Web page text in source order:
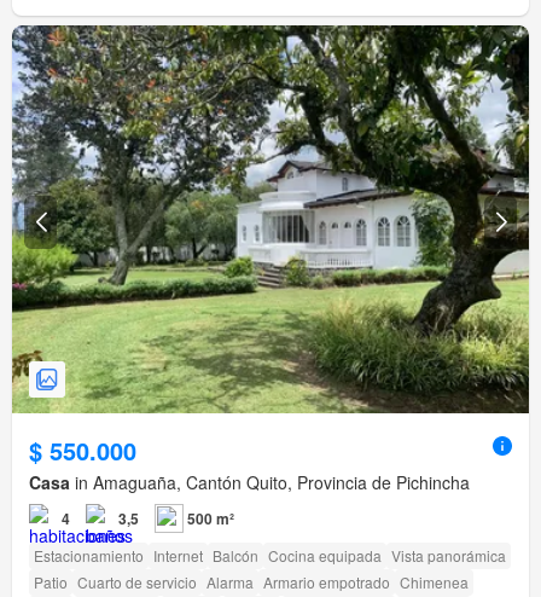
$ 550.000
Casa in Amaguaña, Cantón Quito, Provincia de Pichincha
4 3,5 500 m²
Estacionamiento Internet Balcón Cocina equipada Vista panorámica
Patio Cuarto de servicio Alarma Armario empotrado Chimenea